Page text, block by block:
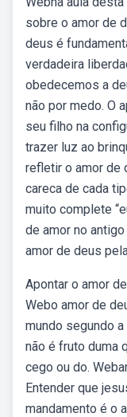
sobre o amor de
deus é
verdadeira
obedecemos a
não por medo. O
seu filho na
trazer luz ao
refletir o amor de
careca de cada
muito complete
de amor no
amor de deus
Apontar o amor
Webo amor de
mundo segundo a
não é fruto duma
cego ou do.
Entender que
mandamento é o